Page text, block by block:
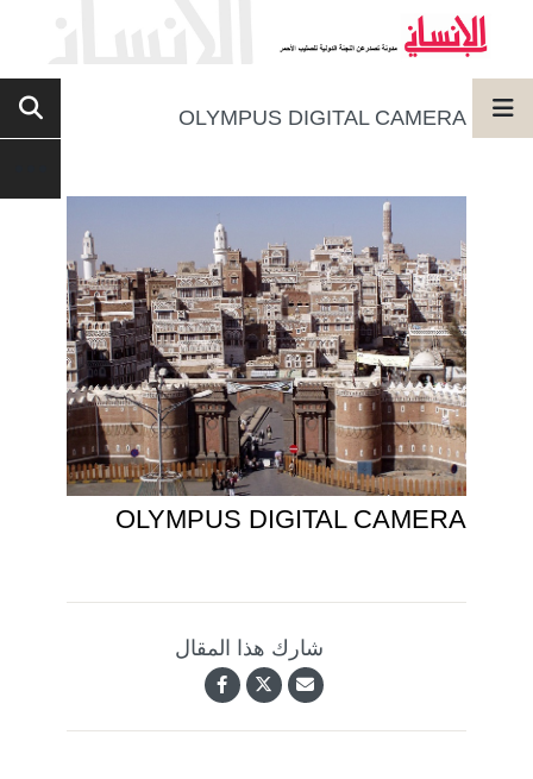
OLYMPUS DIGITAL CAMERA
OLYMPUS DIGITAL CAMERA
شارك هذا المقال